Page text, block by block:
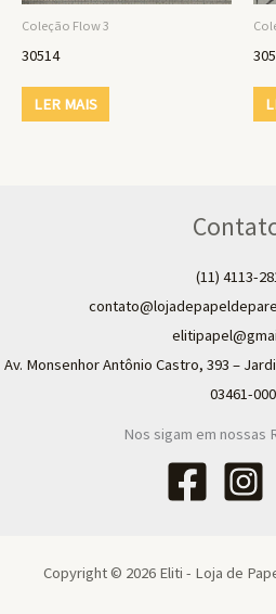
Coleção Flow 3
30514
LER MAIS
(11) 4113-
Av. Monsenhor Antônio Castro, 393 –
03461-000
Nos sigam em nossas
Copyright © 2026 Eliti - Loja de